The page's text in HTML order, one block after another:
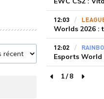
12:03
Worlds 2026 :
12:02
Esports
page précédente
1/8
page